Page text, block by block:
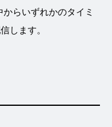
らいずれかのタイミ
します。